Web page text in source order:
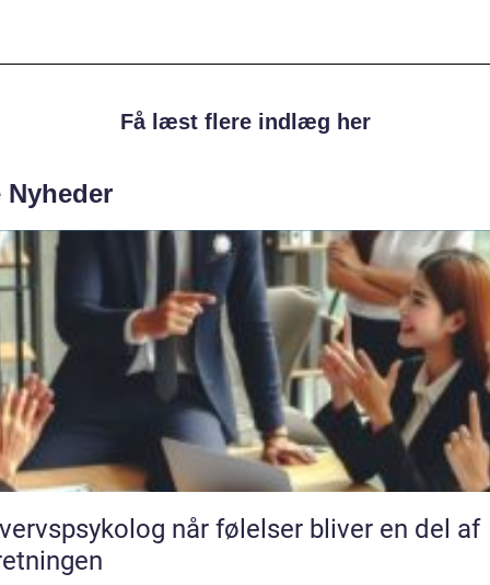
Få læst flere indlæg her
Nyheder
når følelser bliver en del af